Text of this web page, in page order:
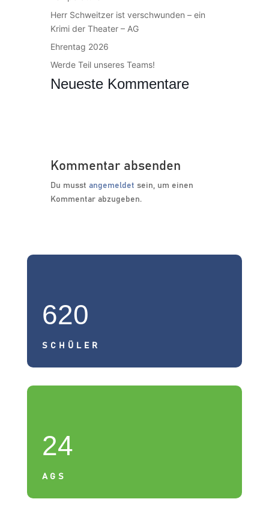
Herr Schweitzer ist verschwunden – ein
Krimi der Theater – AG
Ehrentag 2026
Werde Teil unseres Teams!
Neueste Kommentare
Kommentar absenden
Du musst angemeldet sein, um einen
Kommentar abzugeben.
620
SCHÜLER
24
AGS